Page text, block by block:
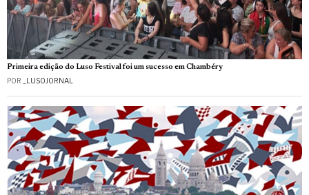
Primeira edição do Luso Festival foi um sucesso em Chambéry
POR _LUSOJORNAL